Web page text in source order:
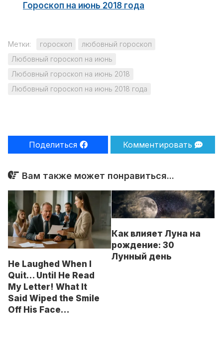
Гороскоп на июнь 2018 года
Метки: гороскоп
любовный гороскоп
Любовный гороскоп на июнь
Любовный гороскоп на июнь 2018
Любовный гороскоп на июнь 2018 года
Поделиться Комментировать
Вам также может понравиться...
He Laughed When I
Quit… Until He Read
My Letter! What It
Said Wiped the Smile
Off His Face…
Как влияет Луна на
рождение: 30
Лунный день